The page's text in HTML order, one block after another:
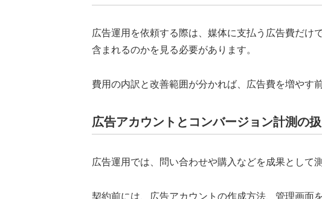
広告運用を依頼する際は、媒体に支払う広告費だ
含まれるのかを見る必要があります。
費用の内訳と改善範囲が分かれば、広告費を増やす
広告アカウントとコンバージョン計測の
広告運用では、問い合わせや購入などを成果として
契約前には、広告アカウントの作成方法、管理画面